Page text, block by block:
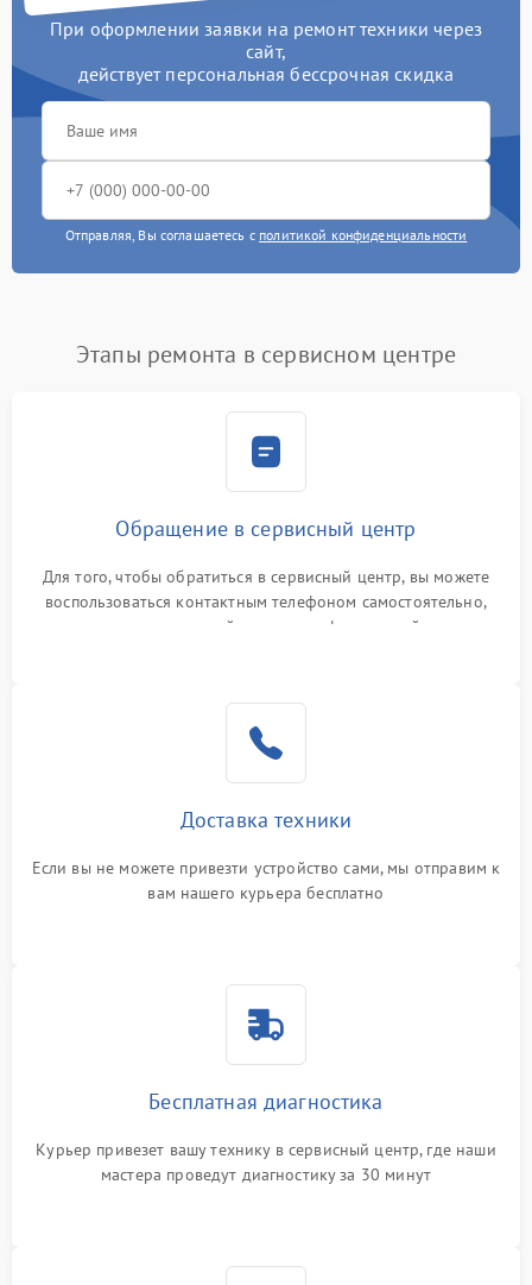
При оформлении заявки на ремонт техники через
сайт,
действует персональная бессрочная скидка
Отправляя, Вы соглашаетесь с политикой конфиденциальности
Этапы ремонта в сервисном центре
Обращение в сервисный центр
Для того, чтобы обратиться в сервисный центр, вы можете
воспользоваться контактным телефоном самостоятельно,
или оставить свой номер телефона на сайте
Доставка техники
Если вы не можете привезти устройство сами, мы отправим к
вам нашего курьера бесплатно
Бесплатная диагностика
Курьер привезет вашу технику в сервисный центр, где наши
мастера проведут диагностику за 30 минут